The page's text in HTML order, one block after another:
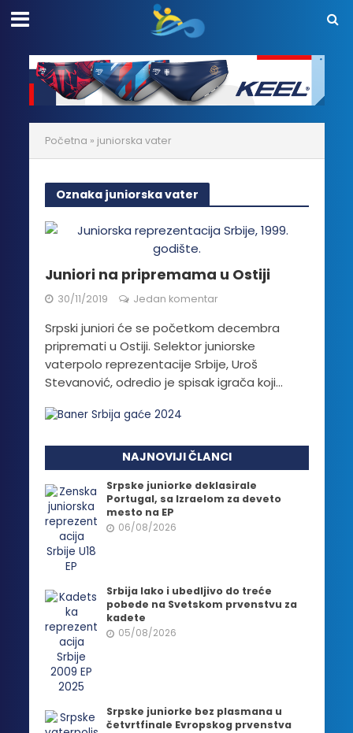
Početna » juniorska vater
Oznaka juniorska vater
Juniori na pripremama u Ostiji
30/11/2019 Jedan komentar
Srpski juniori će se početkom decembra
pripremati u Ostiji. Selektor juniorske
vaterpolo reprezentacije Srbije, Uroš
Stevanović, odredio je spisak igrača koji...
NAJNOVIJI ČLANCI
Srpske juniorke deklasirale
Portugal, sa Izraelom za deveto
mesto na EP
06/08/2026
Srbija lako i ubedljivo do treće
pobede na Svetskom prvenstvu za
kadete
05/08/2026
Srpske juniorke bez plasmana u
četvrtfinale Evropskog prvenstva